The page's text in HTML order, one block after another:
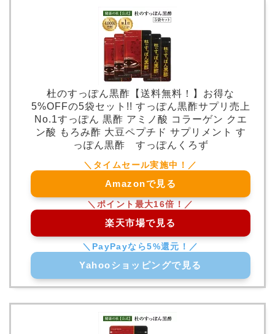
杜のすっぽん黒酢【送料無料！】お得な
5%OFFの5袋セット!! すっぽん黒酢サプリ売上
No.1すっぽん 黒酢 アミノ酸 コラーゲン クエ
ン酸 もろみ酢 大豆ペプチド サプリメント す
っぽん黒酢 すっぽんくろず
Amazonで見る
楽天市場で見る
Yahooショッピングで見る